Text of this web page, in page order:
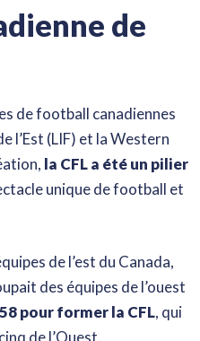
de
de football canadiennes
l’Est (LIF) et la Western
la CFL a été un pilier
unique de football et
de l’est du Canada,
des équipes de l’ouest
pour former la CFL, qui